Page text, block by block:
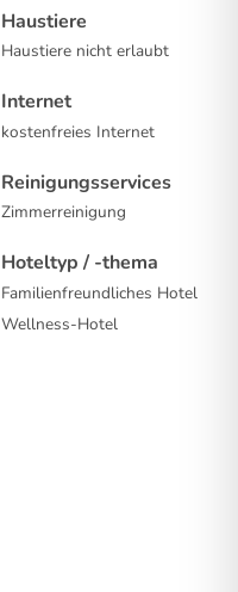
Haustiere
Haustiere nicht erlaubt
Internet
kostenfreies Internet
Reinigungsservices
Zimmerreinigung
Hoteltyp / -thema
Familienfreundliches Hotel
Wellness-Hotel